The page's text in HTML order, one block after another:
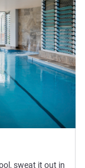
sweat it out in